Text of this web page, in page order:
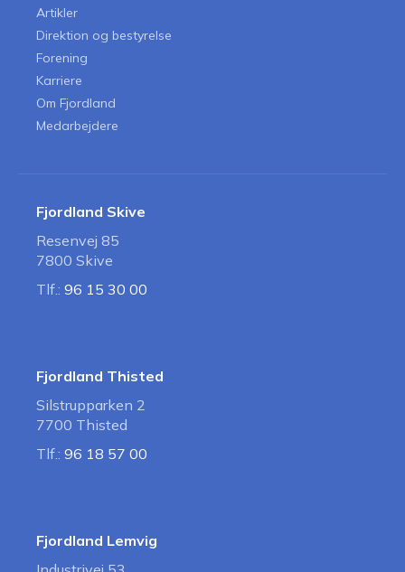
Artikler
Direktion og bestyrelse
Forening
Karriere
Om Fjordland
Medarbejdere
Fjordland Skive
Resenvej 85
7800 Skive
Tlf.: 96 15 30 00
Fjordland Thisted
Silstrupparken 2
7700 Thisted
Tlf.: 96 18 57 00
Fjordland Lemvig